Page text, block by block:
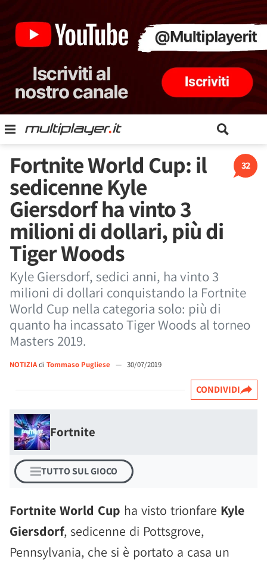
32
Fortnite World Cup: il
sedicenne Kyle
Giersdorf ha vinto 3
milioni di dollari, più di
Tiger Woods
Kyle Giersdorf, sedici anni, ha vinto 3
milioni di dollari conquistando la Fortnite
World Cup nella categoria solo: più di
quanto ha incassato Tiger Woods al torneo
Masters 2019.
NOTIZIAdi Tommaso Pugliese — 30/07/2019
CONDIVIDI
Fortnite
TUTTO SUL GIOCO
Fortnite World Cup ha visto trionfare Kyle
Giersdorf, sedicenne di Pottsgrove,
Pennsylvania, che si è portato a casa un